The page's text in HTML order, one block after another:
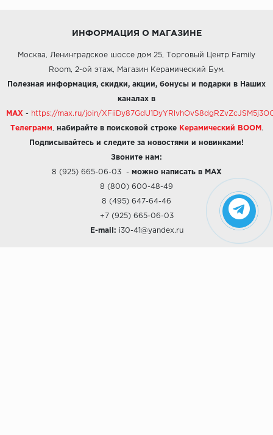
ИНФОРМАЦИЯ О МАГАЗИНЕ
Москва, Ленинградское шоссе дом 25, Торговый Центр Family
Room, 2-ой этаж, Магазин Керамический Бум.
Полезная информация, скидки, акции, бонусы и подарки в Наших
каналах в
MAX - https://max.ru/join/
Телеграмм набирайте в поисковой строке Керамический BOOM .
Подписывайтесь и следите за новостями и новинками!
Звоните нам:
8 (925) 665-06-03- можно написать в MAX
8 (800) 600-48-49
8 (495) 647-64-46
+7 (925) 665-06-03
E-mail: i30-41@yandex.ru